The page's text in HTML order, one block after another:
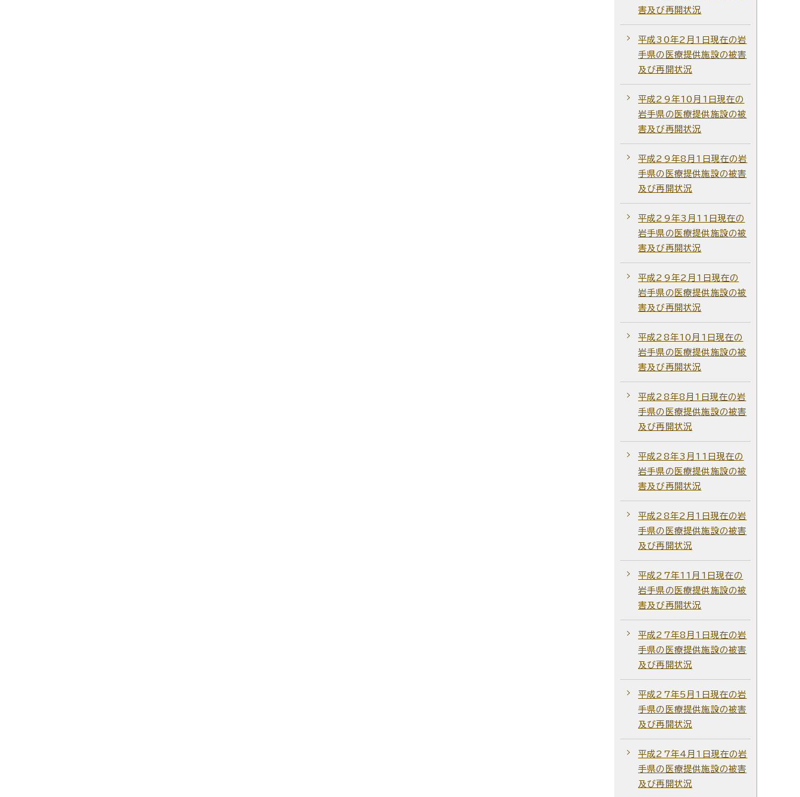
害及び再開状況
平成30年2月1日現在の岩
手県の医療提供施設の被害
及び再開状況
平成29年10月1日現在の
岩手県の医療提供施設の被
害及び再開状況
平成29年8月1日現在の岩
手県の医療提供施設の被害
及び再開状況
平成29年3月11日現在の
岩手県の医療提供施設の被
害及び再開状況
平成29年2月1日現在の
岩手県の医療提供施設の被
害及び再開状況
平成28年10月1日現在の
岩手県の医療提供施設の被
害及び再開状況
平成28年8月1日現在の岩
手県の医療提供施設の被害
及び再開状況
平成28年3月11日現在の
岩手県の医療提供施設の被
害及び再開状況
平成28年2月1日現在の岩
手県の医療提供施設の被害
及び再開状況
平成27年11月1日現在の
岩手県の医療提供施設の被
害及び再開状況
平成27年8月1日現在の岩
手県の医療提供施設の被害
及び再開状況
平成27年5月1日現在の岩
手県の医療提供施設の被害
及び再開状況
平成27年4月1日現在の岩
手県の医療提供施設の被害
及び再開状況